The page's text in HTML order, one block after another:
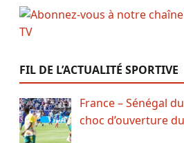
FIL DE L’ACTUALITÉ SPORTIVE
France – Sénégal
choc d’ouverture